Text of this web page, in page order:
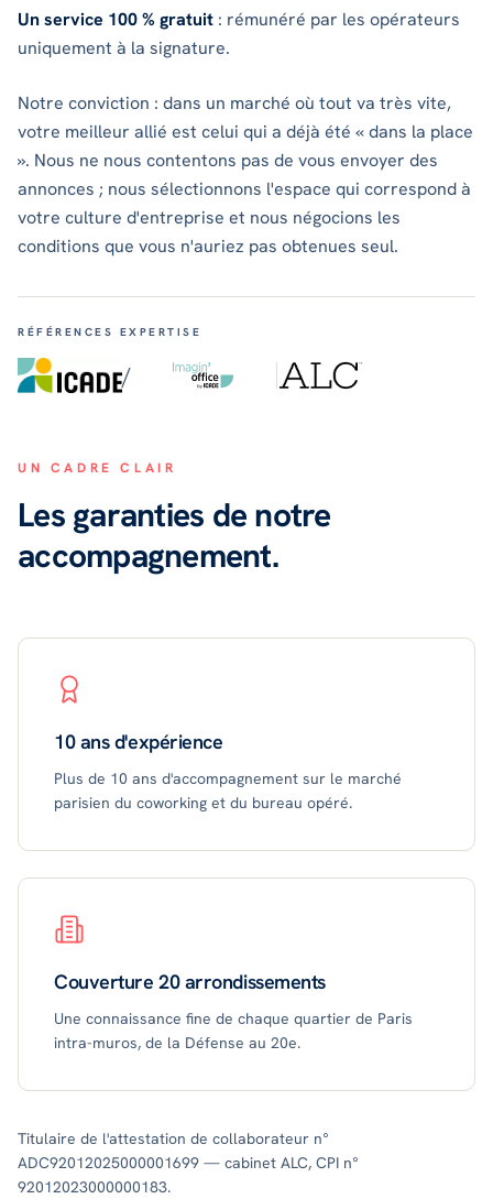
Un service 100 % gratuit : rémunéré par les opérateurs
uniquement à la signature.
Notre conviction : dans un marché où tout va très vite,
votre meilleur allié est celui qui a déjà été « dans la place
». Nous ne nous contentons pas de vous envoyer des
annonces ; nous sélectionnons l'espace qui correspond à
votre culture d'entreprise et nous négocions les
conditions que vous n'auriez pas obtenues seul.
RÉFÉRENCES EXPERTISE
/
UN CADRE CLAIR
Les garanties de notre
accompagnement.
10 ans d'expérience
Plus de 10 ans d'accompagnement sur le marché
parisien du coworking et du bureau opéré.
Couverture 20 arrondissements
Une connaissance fine de chaque quartier de Paris
intra-muros, de la Défense au 20e.
Titulaire de l'attestation de collaborateur n°
ADC92012025000001699 — cabinet ALC, CPI n°
92012023000000183.